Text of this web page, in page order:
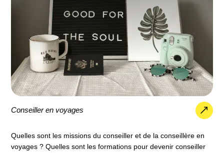
Conseiller en voyages
Quelles sont les missions du conseiller et de la conseillère en
voyages ? Quelles sont les formations pour devenir conseiller